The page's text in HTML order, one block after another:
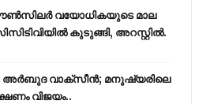
വയോധികയുടെ മാല
കുടുങ്ങി, അറസ്റ്റില്‍.
വാക്‌സീന്‍; മനുഷ്യരിലെ
വിജയം..